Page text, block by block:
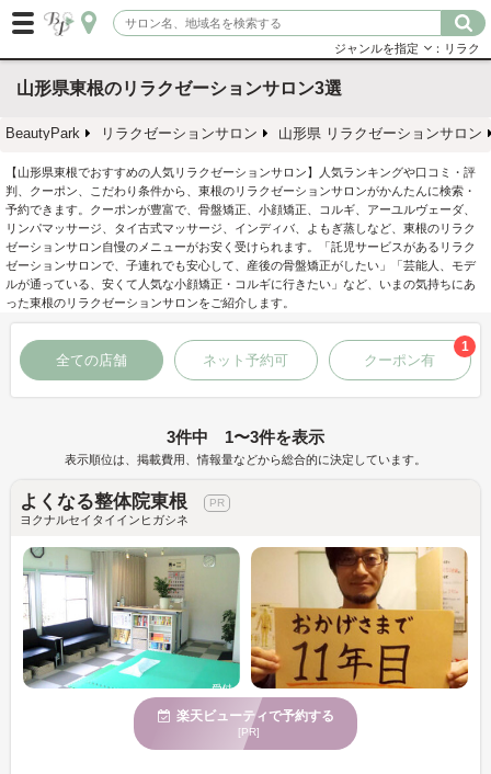
ジャンルを指定 ：リラク
山形県東根のリラクゼーションサロン3選
BeautyPark リラクゼーションサロン 山形県 リラクゼーションサロン
【山形県東根でおすすめの人気リラクゼーションサロン】人気ランキングや口コミ・評
判、クーポン、こだわり条件から、東根のリラクゼーションサロンがかんたんに検索・
予約できます。クーポンが豊富で、骨盤矯正、小顔矯正、コルギ、アーユルヴェーダ、
リンパマッサージ、タイ古式マッサージ、インディバ、よもぎ蒸しなど、東根のリラク
ゼーションサロン自慢のメニューがお安く受けられます。「託児サービスがあるリラク
ゼーションサロンで、子連れでも安心して、産後の骨盤矯正がしたい」「芸能人、モデ
ルが通っている、安くて人気な小顔矯正・コルギに行きたい」など、いまの気持ちにあ
った東根のリラクゼーションサロンをご紹介します。
全ての店舗 ネット予約可 クーポン有
1
3件中 1〜3件を表示
表示順位は、掲載費用、情報量などから総合的に決定しています。
よくなる整体院東根
ヨクナルセイタイインヒガシネ
楽天ビューティで予約する
[PR]